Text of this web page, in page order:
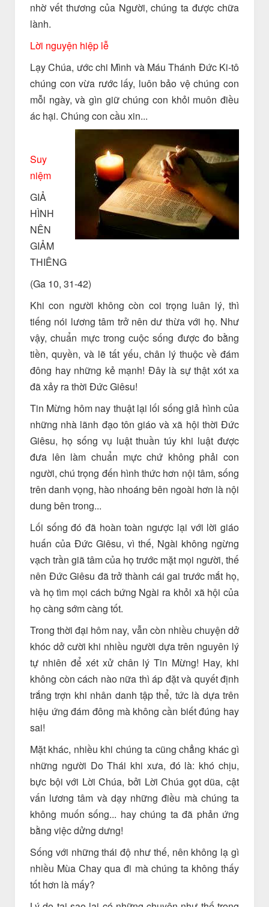
nhờ vết thương của Người, chúng ta được chữa
lành.
Lời nguyện hiệp lễ
Lạy Chúa, ước chi Mình và Máu Thánh Ðức Ki-tô
chúng con vừa rước lấy, luôn bảo vệ chúng con
mỗi ngày, và gìn giữ chúng con khỏi muôn điều
ác hại. Chúng con cầu xin...
Suy
niệm
GIẢ
HÌNH
NÊN
GIẢM
THIÊNG
(Ga 10, 31-42)
Khi con người không còn coi trọng luân lý, thì
tiếng nói lương tâm trở nên dư thừa với họ. Như
vậy, chuẩn mực trong cuộc sống được đo bằng
tiền, quyền, và lẽ tất yếu, chân lý thuộc về đám
đông hay những kẻ mạnh! Đây là sự thật xót xa
đã xảy ra thời Đức Giêsu!
Tin Mừng hôm nay thuật lại lối sống giả hình của
những nhà lãnh đạo tôn giáo và xã hội thời Đức
Giêsu, họ sống vụ luật thuần túy khi luật được
đưa lên làm chuẩn mực chứ không phải con
người, chú trọng đến hình thức hơn nội tâm, sống
trên danh vọng, hào nhoáng bên ngoài hơn là nội
dung bên trong...
Lối sống đó đã hoàn toàn ngược lại với lời giáo
huấn của Đức Giêsu, vì thế, Ngài không ngừng
vạch trần giã tâm của họ trước mặt mọi người, thế
nên Đức Giêsu đã trở thành cái gai trước mắt họ,
và họ tìm mọi cách bứng Ngài ra khỏi xã hội của
họ càng sớm càng tốt.
Trong thời đại hôm nay, vẫn còn nhiều chuyện dở
khóc dở cười khi nhiều người dựa trên nguyên lý
tự nhiên để xét xử chân lý Tin Mừng! Hay, khi
không còn cách nào nữa thì áp đặt và quyết định
trắng trợn khi nhân danh tập thể, tức là dựa trên
hiệu ứng đám đông mà không cần biết đúng hay
sai!
Mặt khác, nhiều khi chúng ta cũng chẳng khác gì
những người Do Thái khi xưa, đó là: khó chịu,
bực bội với Lời Chúa, bởi Lời Chúa gọt dũa, cật
vấn lương tâm và dạy những điều mà chúng ta
không muốn sống... hay chúng ta đã phản ứng
bằng việc dửng dưng!
Sống với những thái độ như thế, nên không lạ gì
nhiều Mùa Chay qua đi mà chúng ta không thấy
tốt hơn là mấy?